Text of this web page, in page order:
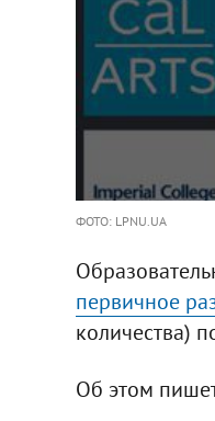
ФОТО: LPNU.UA
первичное
количества)
Об этом